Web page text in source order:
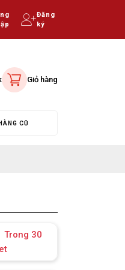
Đăng
ký
Giỏ hàng
HÀNG CŨ
Trong 30